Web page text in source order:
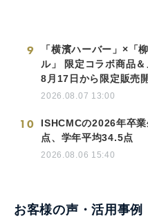
9
「横濱ハーバー」×「
ル」 限定コラボ商品
8月17日から限定販売
2026.08.07 13:00
10
ISHCMCの2026年卒
点、学年平均34.5点
2026.08.06 15:40
お客様の声・活用事例